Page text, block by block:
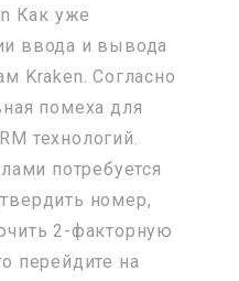
Как уже
ввода и вывода
Kraken. Согласно
помеха для
технологий.
потребуется
номер,
2-факторную
перейдите на